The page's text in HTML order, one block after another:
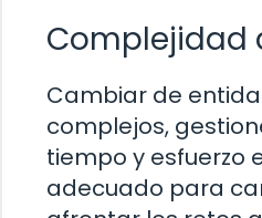
Complejidad
Cambiar de
complejos,
tiempo y esfuerzo
adecuado para